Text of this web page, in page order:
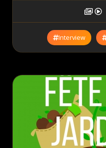
Interview